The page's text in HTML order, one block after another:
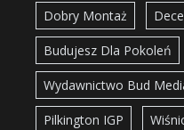
Dobry Montaż
Budujesz Dla Pokoleń
Wydawnictwo Bud
Pilkington IGP